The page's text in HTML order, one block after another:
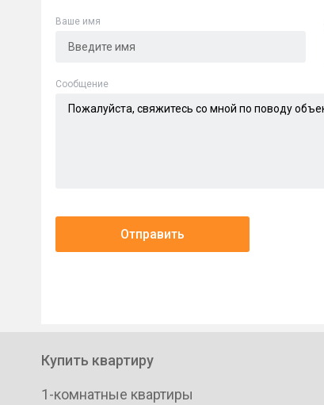
Ваше имя
Cообщение
Отправить
Купить квартиру
1-комнатные квартиры